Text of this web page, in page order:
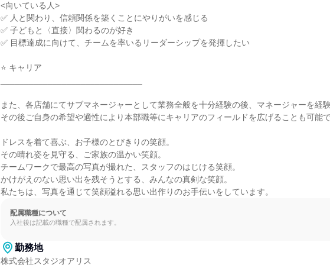
<向いている人>
✅ 人と関わり、信頼関係を築くことにやりがいを感じる
✅ 子どもと〈直接〉関わるのが好き
✅ 目標達成に向けて、チームを率いるリーダーシップを発揮したい
⭐ キャリア
また、各店舗にてサブマネージャーとして業務全般を十分経験の後、マネージャーを経験
その後ご自身の希望や適性により本部職等にキャリアのフィールドを広げることも可能で
ドレスを着て喜ぶ、お子様のとびきりの笑顔。
その晴れ姿を見守る、ご家族の温かい笑顔。
チームワークで最高の写真が撮れた、スタッフのはじける笑顔。
かけがえのない思い出を残そうとする、みんなの真剣な笑顔。
私たちは、写真を通じて笑顔溢れる思い出作りのお手伝いをしています。
配属職種について
入社後は記載の職種で配属されます。
勤務地
株式会社スタジオアリス